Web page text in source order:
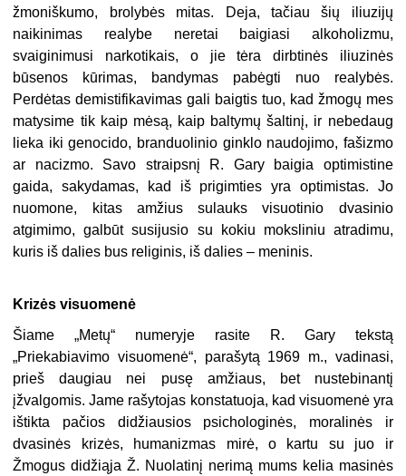
žmoniškumo, brolybės mitas. Deja, tačiau šių iliuzijų
naikinimas realybe neretai baigiasi alkoholizmu,
svaiginimusi narkotikais, o jie tėra dirbtinės iliuzinės
būsenos kūrimas, bandymas pabėgti nuo realybės.
Perdėtas demistifikavimas gali baigtis tuo, kad žmogų mes
matysime tik kaip mėsą, kaip baltymų šaltinį, ir nebedaug
lieka iki genocido, branduolinio ginklo naudojimo, fašizmo
ar nacizmo. Savo straipsnį R. Gary baigia optimistine
gaida, sakydamas, kad iš prigimties yra optimistas. Jo
nuomone, kitas amžius sulauks visuotinio dvasinio
atgimimo, galbūt susijusio su kokiu moksliniu atradimu,
kuris iš dalies bus religinis, iš dalies – meninis.
Krizės visuomenė
Šiame „Metų“ numeryje rasite R. Gary tekstą
„Priekabiavimo visuomenė“, parašytą 1969 m., vadinasi,
prieš daugiau nei pusę amžiaus, bet nustebinantį
įžvalgomis. Jame rašytojas konstatuoja, kad visuomenė yra
ištikta pačios didžiausios psichologinės, moralinės ir
dvasinės krizės, humanizmas mirė, o kartu su juo ir
Žmogus didžiąja Ž. Nuolatinį nerimą mums kelia masinės